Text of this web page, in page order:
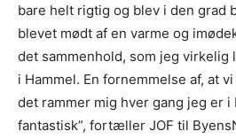
bare helt rigtig og blev i den grad
blevet mødt af en varme og
det sammenhold, som jeg virkelig
i Hammel. En fornemmelse af, at
det rammer mig hver gang jeg er i
fantastisk”, fortæller JOF til